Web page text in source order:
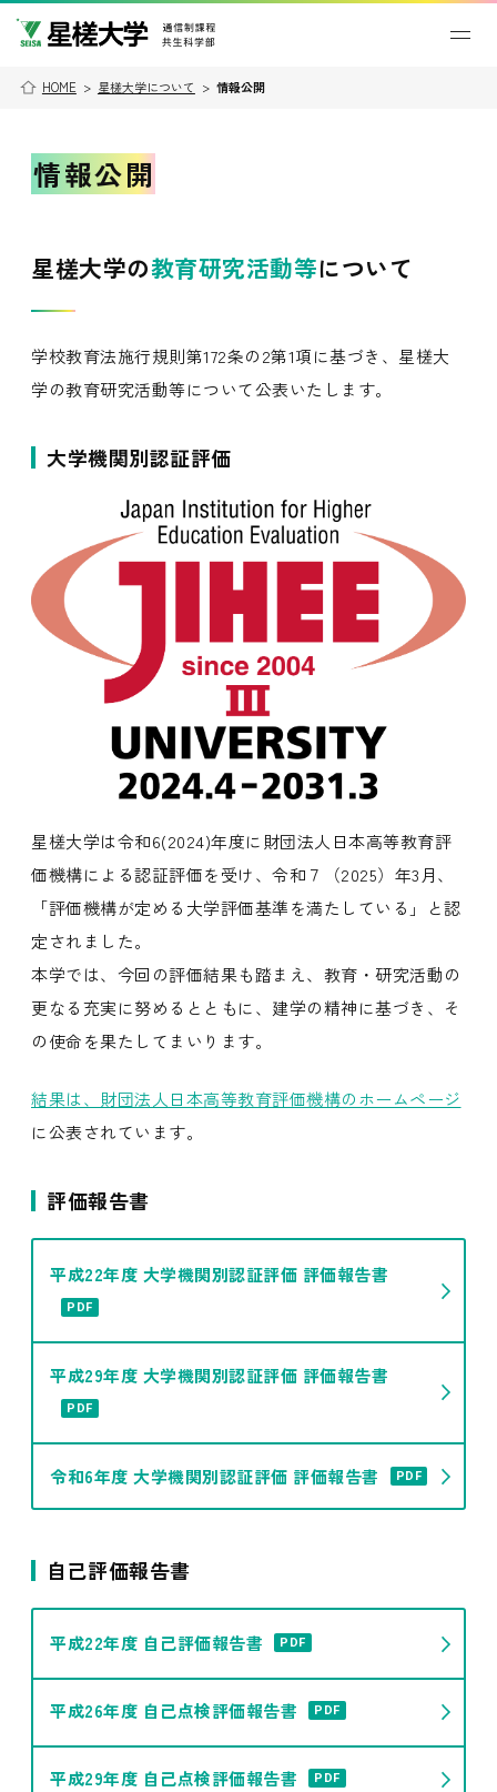
HOME > 星槎大学について > 情報公開
情報公開
星槎大学の教育研究活動等について
学校教育法施行規則第172条の2第1項に基づき、星槎大
学の教育研究活動等について公表いたします。
大学機関別認証評価
星槎大学は令和6(2024)年度に財団法人日本高等教育評
価機構による認証評価を受け、令和７（2025）年3月、
「評価機構が定める大学評価基準を満たしている」と認
定されました。
本学では、今回の評価結果も踏まえ、教育・研究活動の
更なる充実に努めるとともに、建学の精神に基づき、そ
の使命を果たしてまいります。
結果は、財団法人日本高等教育評価機構のホームページ
に公表されています。
評価報告書
平成22年度 大学機関別認証評価 評価報告書
PDF
平成29年度 大学機関別認証評価 評価報告書
PDF
令和6年度 大学機関別認証評価 評価報告書 PDF
自己評価報告書
平成22年度 自己評価報告書 PDF
平成26年度 自己点検評価報告書 PDF
平成29年度 自己点検評価報告書 PDF